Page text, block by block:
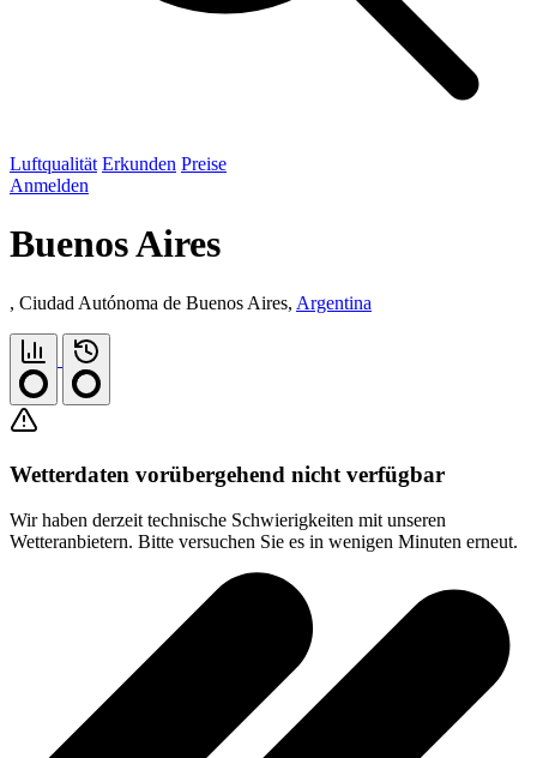
Luftqualität Erkunden Preise
Anmelden
Buenos Aires
, Ciudad Autónoma de Buenos Aires, Argentina
Wetterdaten vorübergehend nicht verfügbar
Wir haben derzeit technische Schwierigkeiten mit unseren
Wetteranbietern. Bitte versuchen Sie es in wenigen Minuten erneut.